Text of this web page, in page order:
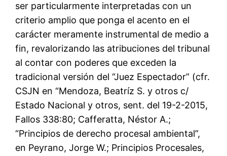
ser particularmente interpretadas con un
criterio amplio que ponga el acento en el
carácter meramente instrumental de medio a
fin, revalorizando las atribuciones del tribunal
al contar con poderes que exceden la
tradicional versión del “Juez Espectador” (cfr.
CSJN en “Mendoza, Beatríz S. y otros c/
Estado Nacional y otros, sent. del 19-2-2015,
Fallos 338:80; Cafferatta, Néstor A.;
“Principios de derecho procesal ambiental”,
en Peyrano, Jorge W.; Principios Procesales,